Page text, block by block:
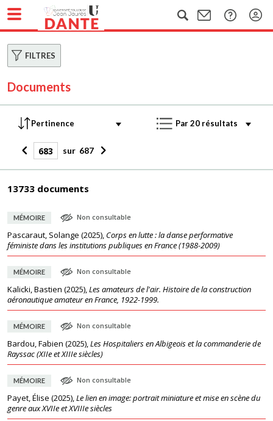
FILTRES
Documents
sur 687
13733 documents
MÉMOIRE Non consultable
Pascaraut, Solange (2025), Corps en lutte : la danse performative
féministe dans les institutions publiques en France (1988-2009)
MÉMOIRE Non consultable
Kalicki, Bastien (2025),Les amateurs de l'air. Histoire de la construction
aéronautique amateur en France, 1922-1999.
MÉMOIRE Non consultable
Bardou, Fabien (2025),Les Hospitaliers en Albigeois et la commanderie de
Rayssac (XIIe et XIIIe siècles)
MÉMOIRE Non consultable
Payet, Élise (2025),Le lien en image: portrait miniature et mise en scène du
genre aux XVIIe et XVIIIe siècles